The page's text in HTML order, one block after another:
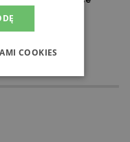
zł 849,99 zł
% COOKIES